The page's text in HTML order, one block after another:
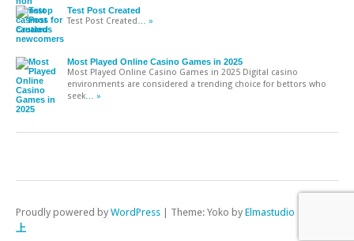
Test Post Created
Test Post Created … »
Most Played Online Casino Games in 2025
Most Played Online Casino Games in 2025 Digital casino
environments are considered a trending choice for bettors who
seek … »
Proudly powered by WordPress | Theme: Yoko by Elmastudio
上